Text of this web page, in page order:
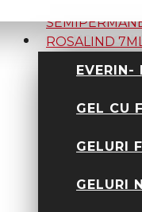
GELURI
EVERIN-
GEL CU
GELURI
GELURI
ROSALIND 7ML-